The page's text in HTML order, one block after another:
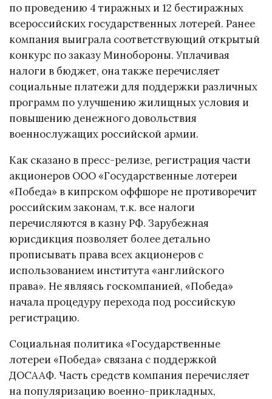
по проведению 4 тиражных и 12 бестиражных
всероссийских государственных лотерей. Ранее
компания выиграла соответствующий открытый
конкурс по заказу Минобороны. Уплачивая
налоги в бюджет, она также перечисляет
социальные платежи для поддержки различных
программ по улучшению жилищных условия и
повышению денежного довольствия
военнослужащих российской армии.
Как сказано в пресс-релизе, регистрация части
акционеров ООО «Государственные лотереи
«Победа» в кипрском оффшоре не противоречит
российским законам, т.к. все налоги
перечисляются в казну РФ. Зарубежная
юрисдикция позволяет более детально
прописывать права всех акционеров с
использованием института «английского
права». Не являясь госкомпанией, «Победа»
начала процедуру перехода под российскую
регистрацию.
Социальная политика «Государственные
лотереи «Победа» связана с поддержкой
ДОСААФ. Часть средств компания перечисляет
на популяризацию военно-прикладных,